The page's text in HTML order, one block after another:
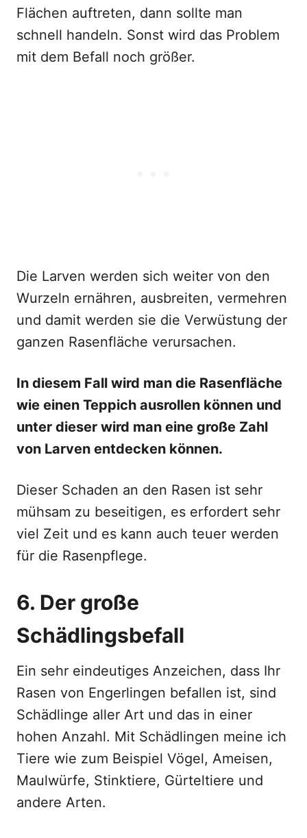
Flächen auftreten, dann sollte man
schnell handeln. Sonst wird das Problem
mit dem Befall noch größer.
Die Larven werden sich weiter von den
Wurzeln ernähren, ausbreiten, vermehren
und damit werden sie die Verwüstung der
ganzen Rasenfläche verursachen.
In diesem Fall wird man die Rasenfläche
wie einen Teppich ausrollen können und
unter dieser wird man eine große Zahl
von Larven entdecken können.
Dieser Schaden an den Rasen ist sehr
mühsam zu beseitigen, es erfordert sehr
viel Zeit und es kann auch teuer werden
für die Rasenpflege.
6. Der große
Schädlingsbefall
Ein sehr eindeutiges Anzeichen, dass Ihr
Rasen von Engerlingen befallen ist, sind
Schädlinge aller Art und das in einer
hohen Anzahl. Mit Schädlingen meine ich
Tiere wie zum Beispiel Vögel, Ameisen,
Maulwürfe, Stinktiere, Gürteltiere und
andere Arten.